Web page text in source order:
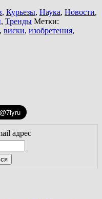
, Курьезы, Наука, Новости,
, Тренды Метки:
, виски, изобретения,
адрес